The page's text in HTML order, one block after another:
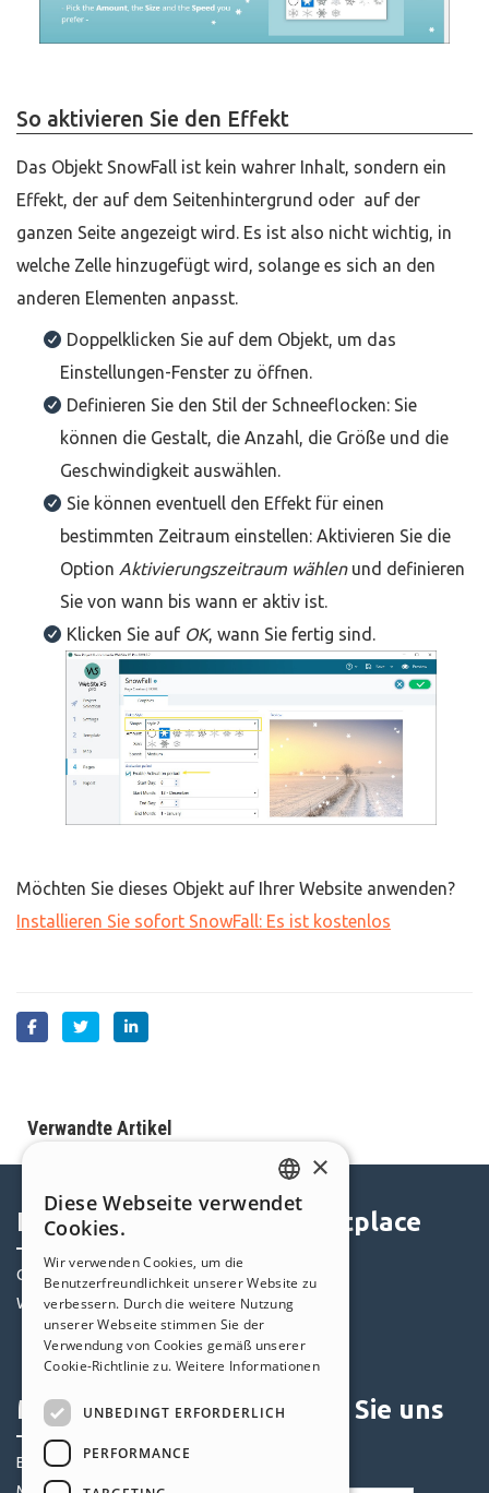
So aktivieren Sie den Effekt
Das Objekt SnowFall ist kein wahrer Inhalt, sondern ein
Effekt, der auf dem Seitenhintergrund oder auf der
ganzen Seite angezeigt wird. Es ist also nicht wichtig, in
welche Zelle hinzugefügt wird, solange es sich an den
anderen Elementen anpasst.
Doppelklicken Sie auf dem Objekt, um das
Einstellungen-Fenster zu öffnen.
Definieren Sie den Stil der Schneeflocken: Sie
können die Gestalt, die Anzahl, die Größe und die
Geschwindigkeit auswählen.
Sie können eventuell den Effekt für einen
bestimmten Zeitraum einstellen: Aktivieren Sie die
Option Aktivierungszeitraum wählenund definieren
Sie von wann bis wann er aktiv ist.
Klicken Sie auf OK, wann Sie fertig sind.
Möchten Sie dieses Objekt auf Ihrer Website anwenden?
Installieren Sie sofort SnowFall: Es ist kostenlos
Verwandte Artikel
Help Center
Community
Websites von Nutzern
Marketplace
Templates
Objekte
Angebote
Mein Profil
Eigene Beiträge
Folgen Sie uns
ENGLISH
GERMAN
SPANISH
PORTUGUESE
×
Diese Webseite verwendet
Cookies.
Wir verwenden Cookies, um die
Benutzerfreundlichkeit unserer Website zu
verbessern. Durch die weitere Nutzung
unserer Webseite stimmen Sie der
Verwendung von Cookies gemäß unserer
Cookie-Richtlinie zu. Weitere Informationen
UNBEDINGT ERFORDERLICH
PERFORMANCE